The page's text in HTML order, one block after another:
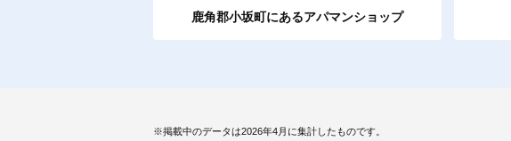
鹿角郡小坂町にあるアパマンショップ
※掲載中のデータは2026年4月に集計したものです。